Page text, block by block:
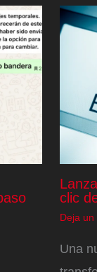
clic
Deja
Una